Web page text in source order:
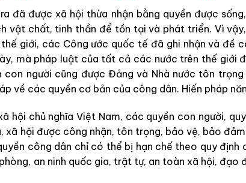
đã được xã hội thừa nhận bằng quyền được
vật chất, tinh thần để tồn tại và phát triển. Vì
thế giới, các Công ước quốc tế đã ghi nhận và đề
mà pháp luật của tất cả các nước trên thế giới
con người cũng được Đảng và Nhà nước tôn
về các quyền cơ bản của công dân. Hiến pháp
hội chủ nghĩa Việt Nam, các quyền con người,
xã hội được công nhận, tôn trọng, bảo vệ, bảo
công dân chỉ có thể bị hạn chế theo quy
an ninh quốc gia, trật tự, an toàn xã hội, đạo